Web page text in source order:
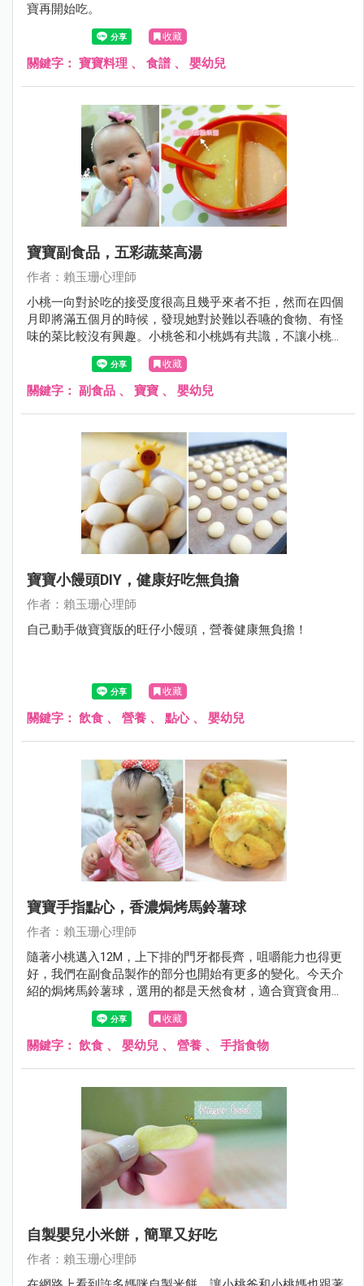
寶再開始吃。
收藏
關鍵字： 寶寶料理 、 食譜 、 嬰幼兒
寶寶副食品，五彩蔬菜高湯
作者：賴玉珊心理師
小桃一向對於吃的接受度很高且幾乎來者不拒，然而在四個
月即將滿五個月的時候，發現她對於難以吞嚥的食物、有怪
味的菜比較沒有興趣。小桃爸和小桃媽有共識，不讓小桃在
一歲以前吃調味料，於是，小桃爸和小桃媽開始嘗試製作高
湯，利用高湯本身的鮮甜及香氣讓副食品變得更好吃，今天
介紹的是：五色蔬菜高湯。
收藏
關鍵字： 副食品 、 寶寶 、 嬰幼兒
寶寶小饅頭DIY，健康好吃無負擔
作者：賴玉珊心理師
自己動手做寶寶版的旺仔小饅頭，營養健康無負擔！
收藏
關鍵字： 飲食 、 營養 、 點心、 嬰幼兒
寶寶手指點心，香濃焗烤馬鈴薯球
作者：賴玉珊心理師
隨著小桃邁入12M，上下排的門牙都長齊，咀嚼能力也得更
好，我們在副食品製作的部分也開始有更多的變化。今天介
紹的焗烤馬鈴薯球，選用的都是天然食材，適合寶寶食用，
上方撒點黑胡椒，大人也可以吃得津津有味，是道老少咸宜
收藏
關鍵字： 飲食 、 嬰幼兒 、 營養 、 手指食物
自製嬰兒小米餅，簡單又好吃
作者：賴玉珊心理師